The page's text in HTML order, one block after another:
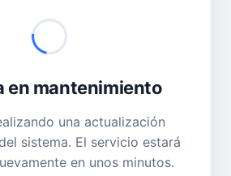
en mantenimiento
una actualización
sistema. El servicio estará
en unos minutos.